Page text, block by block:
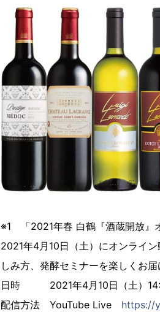
※1 「2021年春 白鶴『酒蔵開放』
2021年4月10日（土）にオンライ
しみ方、発酵セミナーを楽しくお
日時 2021年4月10日（土）
配信方法 YouTube Live https://